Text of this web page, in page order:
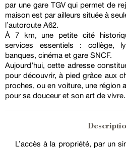
par une gare TGV qui permet de
maison est par ailleurs située à
l’autoroute A62.
À 7 km, une petite cité
services essentiels : collège,
banques, cinéma et gare SNCF.
Aujourd’hui, cette adresse
pour découvrir, à pied grâce aux
proches, ou en voiture, une région
pour sa douceur et son art de vivre.
L’accès à la propriété, par un